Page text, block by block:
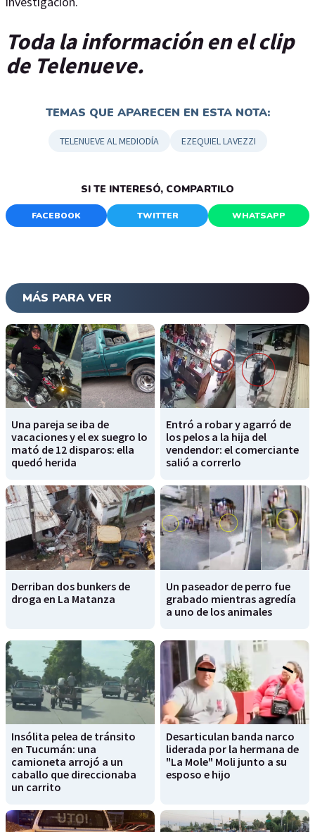
Toda la información en el clip
de Telenueve.
TEMAS QUE APARECEN EN ESTA NOTA:
TELENUEVE AL MEDIODÍA EZEQUIEL LAVEZZI
SI TE INTERESÓ, COMPARTILO
FACEBOOK TWITTER WHATSAPP
MÁS PARA VER
Una pareja se iba de
vacaciones y el ex suegro lo
mató de 12 disparos: ella
quedó herida
Entró a robar y agarró de
los pelos a la hija del
vendendor: el comerciante
salió a correrlo
Derriban dos bunkers de
droga en La Matanza
Un paseador de perro fue
grabado mientras agredía
a uno de los animales
Insólita pelea de tránsito
en Tucumán: una
camioneta arrojó a un
caballo que direccionaba
un carrito
Desarticulan banda narco
liderada por la hermana de
"La Mole" Moli junto a su
esposo e hijo